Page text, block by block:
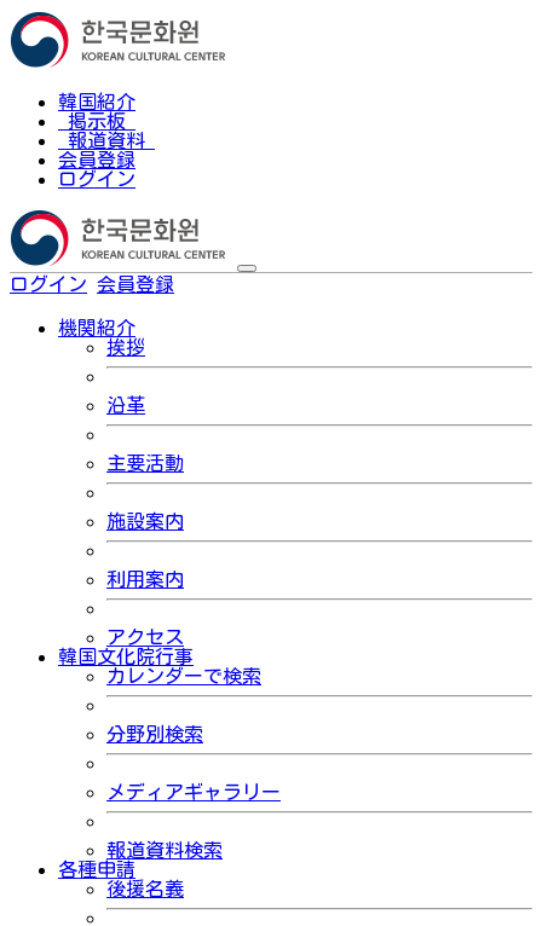
韓国紹介
掲示板
報道資料
会員登録
ログイン
ログイン 会員登録
機関紹介
挨拶
沿革
主要活動
施設案内
利用案内
アクセス
韓国文化院行事
カレンダーで検索
分野別検索
メディアギャラリー
報道資料検索
各種申請
後援名義